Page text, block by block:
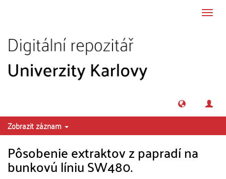
Zobrazit záznam
Pôsobenie extraktov z papradí na
bunkovú líniu SW480.